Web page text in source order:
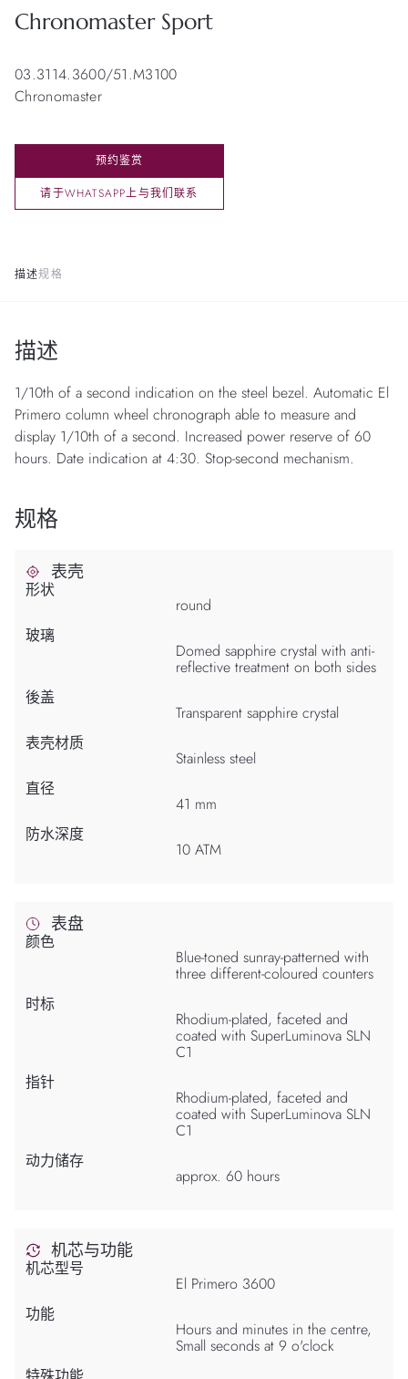
Chronomaster Sport
03.3114.3600/51.M3100
Chronomaster
预约鉴赏
请于WHATSAPP上与我们联系
描述规格
描述
1/10th of a second indication on the steel bezel. Automatic El
Primero column wheel chronograph able to measure and
display 1/10th of a second. Increased power reserve of 60
hours. Date indication at 4:30. Stop-second mechanism.
规格
表壳
形状
round
玻璃
Domed sapphire crystal with anti-
reflective treatment on both sides
後盖
Transparent sapphire crystal
表壳材质
Stainless steel
直径
41 mm
防水深度
10 ATM
表盘
颜色
Blue-toned sunray-patterned with
three different-coloured counters
时标
Rhodium-plated, faceted and
coated with SuperLuminova SLN
C1
指针
Rhodium-plated, faceted and
coated with SuperLuminova SLN
C1
动力储存
approx. 60 hours
机芯与功能
机芯型号
El Primero 3600
功能
Hours and minutes in the centre,
Small seconds at 9 o'clock